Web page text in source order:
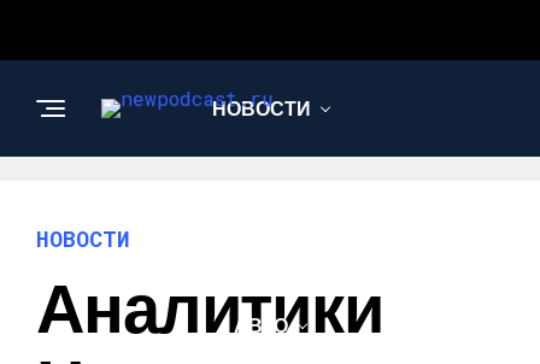
НОВОСТИ
АВТО
НОВОСТИ
Аналитики